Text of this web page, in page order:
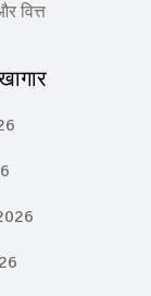
वित्त